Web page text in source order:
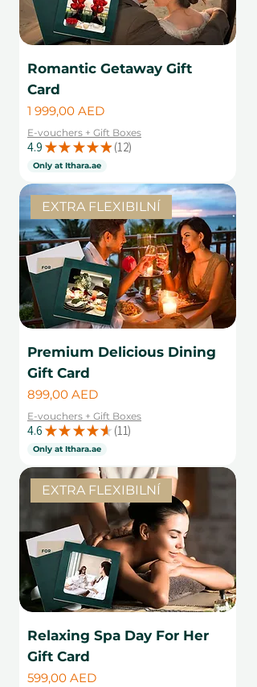
Romantic Getaway Gift
Card
Cena
1 999,00 AED
E-vouchers + Gift Boxes
4.9 ★ ★ ★ ★ ★ 12
12
Only at Ithara.ae
EXTRA FLEXIBILNÍ
Premium Delicious Dining
Gift Card
Cena
899,00 AED
E-vouchers + Gift Boxes
4.6 ★ ★ ★ ★ ★ 11
11
Only at Ithara.ae
EXTRA FLEXIBILNÍ
Relaxing Spa Day For Her
Gift Card
Cena
599,00 AED